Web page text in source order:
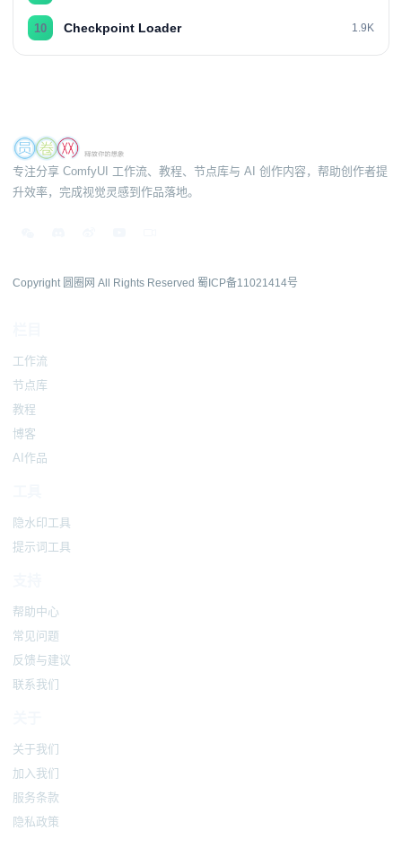
10 Checkpoint Loader 1.9K
专注分享 ComfyUI 工作流、教程、节点库与 AI 创作内容，帮助创作者提
升效率，完成视觉灵感到作品落地。
Copyright 圆圈网 All Rights Reserved 蜀ICP备11021414号
工作流
节点库
教程
博客
AI作品
隐水印工具
提示词工具
帮助中心
常见问题
反馈与建议
联系我们
关于我们
加入我们
服务条款
隐私政策